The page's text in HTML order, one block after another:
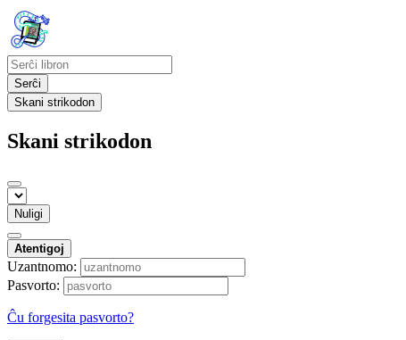
Serĉi
Skani strikodon
Skani strikodon
Nuligi
Atentigoj
Uzantnomo:
Pasvorto:
Ĉu forgesita pasvorto?